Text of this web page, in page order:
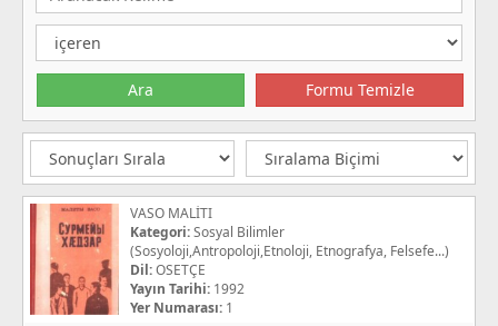
VASO MALİTI
Kategori:Sosyal Bilimler
(Sosyoloji,Antropoloji,Etnoloji, Etnografya, Felsefe...)
Dil:OSETÇE
Yayın Tarihi: 1992
Yer Numarası: 1